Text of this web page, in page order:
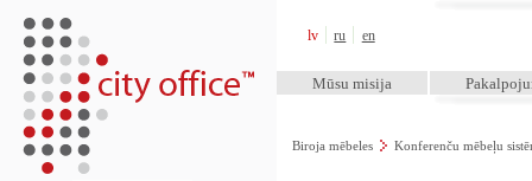
lv ru en
Mūsu misija
Biroja mēbeles Konferenču mēbeļu